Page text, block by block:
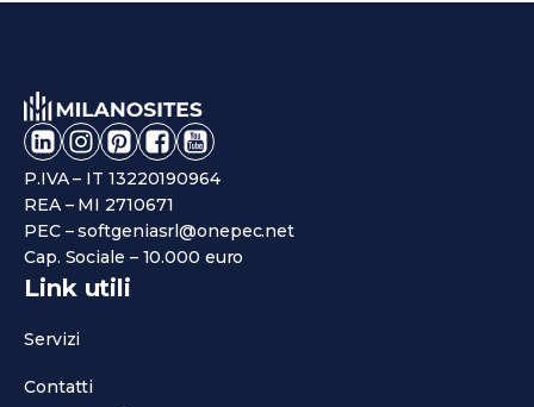
P.IVA – IT 13220190964
REA – MI 2710671
PEC – softgeniasrl@onepec.net
Cap. Sociale – 10.000 euro
Link utili
Servizi
Contatti